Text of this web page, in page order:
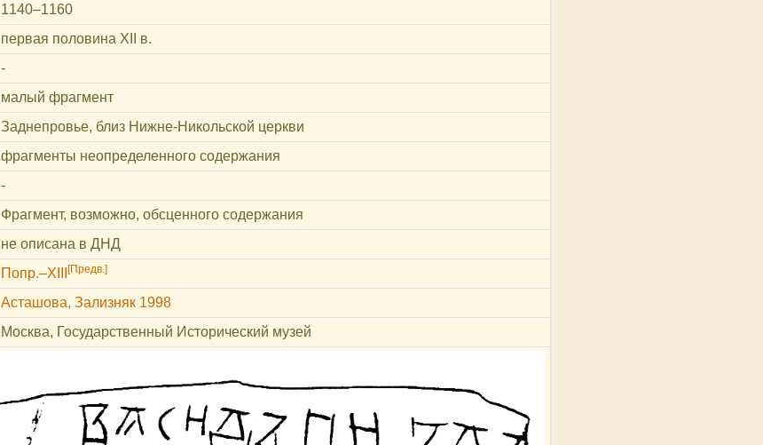
1140‒1160
первая половина XII в.
-
малый фрагмент
Заднепровье, близ Нижне-Никольской церкви
фрагменты неопределенного содержания
-
Фрагмент, возможно, обсценного содержания
не описана в ДНД
Попр.–XIII [Предв.]
Асташова, Зализняк 1998
Москва, Государственный Исторический музей